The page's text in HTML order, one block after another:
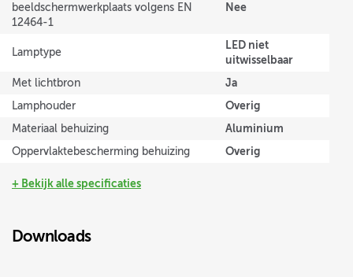
beeldschermwerkplaats volgens EN
12464-1
Nee
Lamptype
LED niet
uitwisselbaar
Met lichtbron Ja
Lamphouder Overig
Materiaal behuizing Aluminium
Oppervlaktebescherming behuizing Overig
+ Bekijk alle specificaties
Downloads